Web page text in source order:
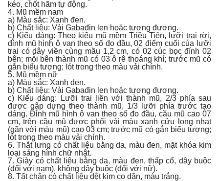
kéo, chốt hãm tự động.
4. Mũ mềm nam
a) Màu sắc: Xanh đen.
b) Chất liệu: Vải Gabađin len hoặc tương đương.
c) Kiểu dáng: Theo kiểu mũ mềm Triều Tiên, lưỡi trai rời,
đỉnh mũ hình ô van theo số đo đầu, 02 điểm cuối của lưỡi
trai có dây viền cùng mầu 1,2 cm, có 02 cúc bọc đính 02
bên; mỗi bên thành mũ có 03 ô rê thoáng khí; trước mũ có
gắn biểu tượng; lót trong theo màu vải chính.
5. Mũ mềm nữ
a) Màu sắc: Xanh đen.
b) Chất liệu: Vải Gabađin len hoặc tương đương.
c) Kiểu dáng: Lưỡi trai liền với thành mũ, 2/3 phía sau
được gập dựng theo thành mũ, 1/3 lưỡi phía trước tạo
dáng. Đỉnh mũ hình ô van theo số đo đầu, cầu mũ cao 07
cm, trên cầu mũ được phối vải màu xanh cửu long nhạt
(gần với màu mũ) cao 03 cm; trước mũ có gắn biểu tượng;
lót trong theo màu vải chính.
6. Thắt lưng có chất liệu bằng da, màu đen, mặt khóa kim
loại sáng hình chữ nhật.
7. Giày có chất liệu bằng da, màu đen, thấp cổ, dây buộc
(đối với nam), không dây buộc (đối với nữ).
8. Tất chân có chất liệu dệt kim co dãn, màu trắng.